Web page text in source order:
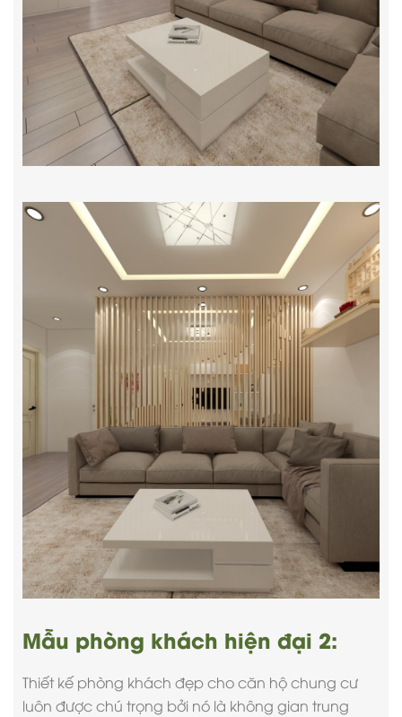
Mẫu phòng khách hiện đại 2:
Thiết kế phòng khách đẹpcho căn hộ chung cư
luôn được chú trọng bởi nó là không gian trung